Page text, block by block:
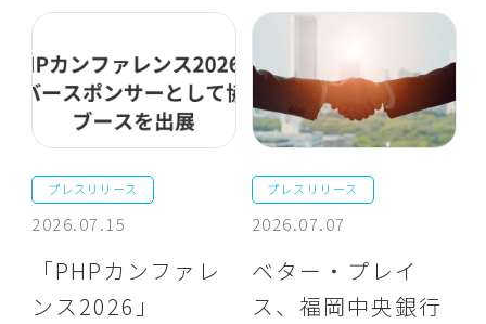
プレスリリース
2026.07.15
「PHPカンファレ
ンス2026」
プレスリリース
2026.07.07
ベター・プレイ
ス、福岡中央銀行